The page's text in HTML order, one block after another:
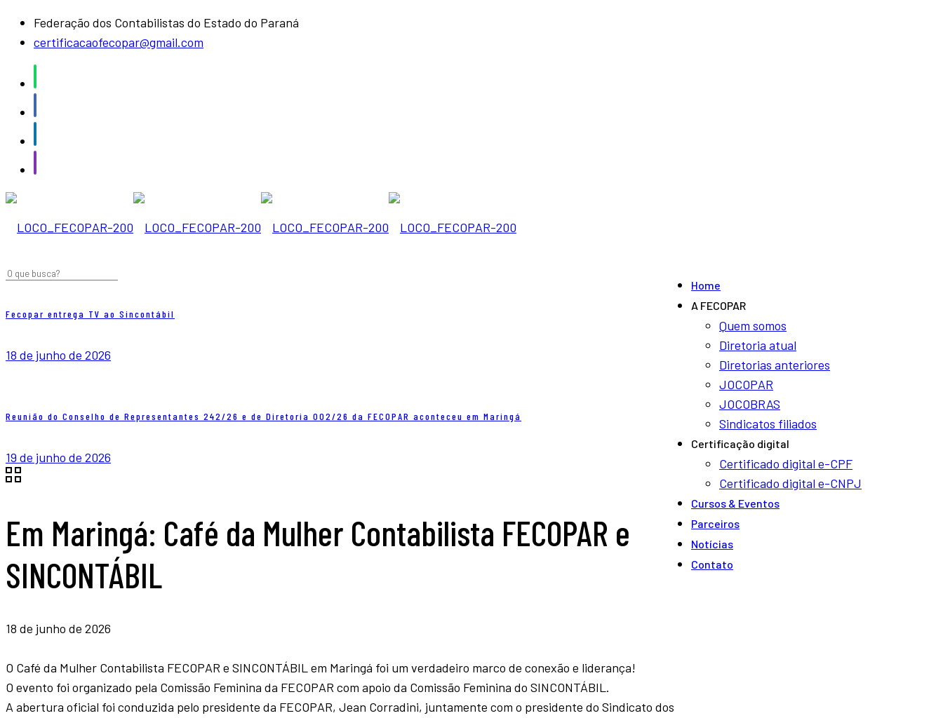
Federação dos Contabilistas do Estado do Paraná
certificacaofecopar@gmail.com
Home
A FECOPAR
Quem somos
Diretoria atual
Diretorias anteriores
JOCOPAR
JOCOBRAS
Sindicatos filiados
Certificação digital
Certificado digital e-CPF
Certificado digital e-CNPJ
Cursos & Eventos
Parceiros
Notí­cias
Contato
Fecopar entrega TV ao Sincontábil
18 de junho de 2026
Reunião do Conselho de Representantes 242/26 e de Diretoria 002/26 da FECOPAR aconteceu em Maringá
19 de junho de 2026
Em Maringá: Café da Mulher Contabilista FECOPAR e
SINCONTÁBIL
18 de junho de 2026
O Café da Mulher Contabilista FECOPAR e SINCONTÁBIL em Maringá foi um verdadeiro marco de conexão e liderança!
O evento foi organizado pela Comissão Feminina da FECOPAR com apoio da Comissão Feminina do SINCONTÁBIL.
A abertura oficial foi conduzida pelo presidente da FECOPAR, Jean Corradini, juntamente com o presidente do Sindicato dos